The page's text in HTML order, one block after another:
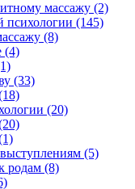
массажу (2)
психологии (145)
(8)
(4)
(33)
(20)
(5)
родам (8)